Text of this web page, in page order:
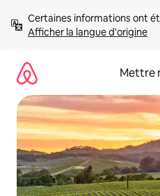
directement
Afficher la langue d'origine
Mettre